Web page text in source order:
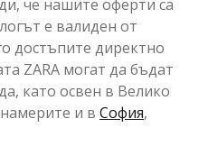
че нашите оферти са
е валиден от
достъпите директно
ZARA могат да бъдат
като освен в Велико
и в София,